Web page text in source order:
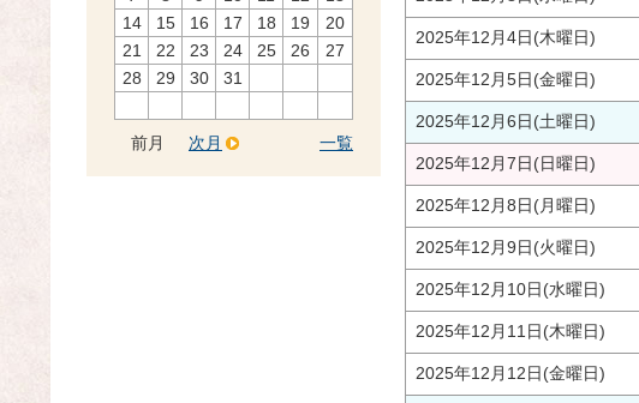
14
15 16 17 18 19
20
21
22 23 24 25 26
27
28
29 30 31
前月 一覧
次月
2025年12月4日(木曜日)
2025年12月5日(金曜日)
2025年12月6日(土曜日)
2025年12月7日(日曜日)
2025年12月8日(月曜日)
2025年12月9日(火曜日)
2025年12月10日(水曜日)
2025年12月11日(木曜日)
2025年12月12日(金曜日)